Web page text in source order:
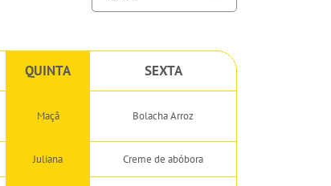
QUINTA SEXTA
Maçã Bolacha Arroz
Juliana Creme de abóbora